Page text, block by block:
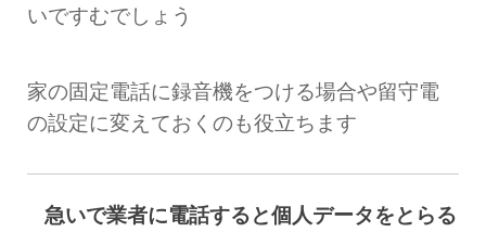
いですむでしょう
家の固定電話に録音機をつける場合や留守電
の設定に変えておくのも役立ちます
急いで業者に電話すると個人データをとらる